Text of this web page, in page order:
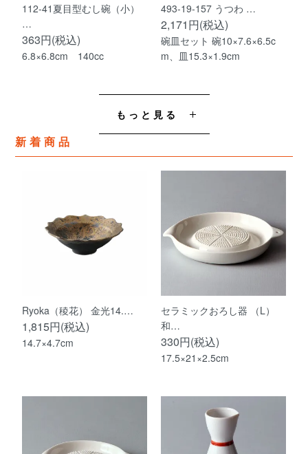
112-41夏目型むし碗（小）
…
363円(税込)
6.8×6.8cm 140cc
493-19-157 うつわ …
2,171円(税込)
碗皿セット 碗10×7.6×6.5c
m、皿15.3×1.9cm
もっと見る
新着商品
Ryoka（稜花） 金光14.…
1,815円(税込)
14.7×4.7cm
セラミックおろし器 （L）
和…
330円(税込)
17.5×21×2.5cm